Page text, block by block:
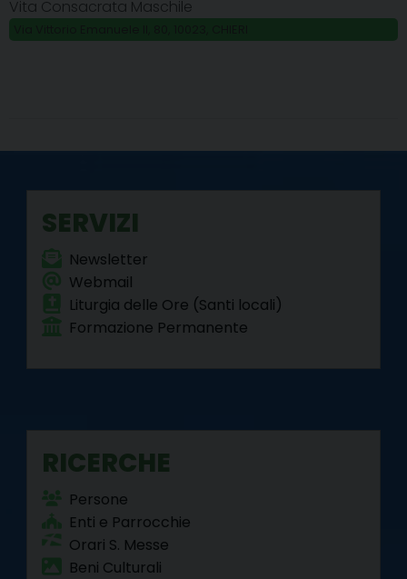
Vita Consacrata Maschile
SERVIZI
Newsletter
Webmail
Liturgia delle Ore (Santi locali)
Formazione Permanente
RICERCHE
Persone
Enti e Parrocchie
Orari S. Messe
Beni Culturali